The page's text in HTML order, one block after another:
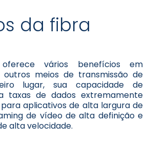
da fibra
vários benefícios em
meios de transmissão de
lugar, sua capacidade de
taxas de dados extremamente
aplicativos de alta largura de
de vídeo de alta definição e
alta velocidade.